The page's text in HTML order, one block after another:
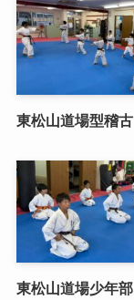
東松山道場型稽古
東松山道場少年部